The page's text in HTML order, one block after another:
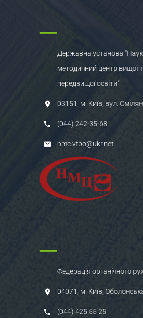
Державна установа
методичний центр вищої
передвищої освіти"
03151, м. Київ, вул.
(044) 242-35-68
nmc.vfpo@ukr.net
Федерація органічного
04071, м. Київ,
(044) 425 55 25